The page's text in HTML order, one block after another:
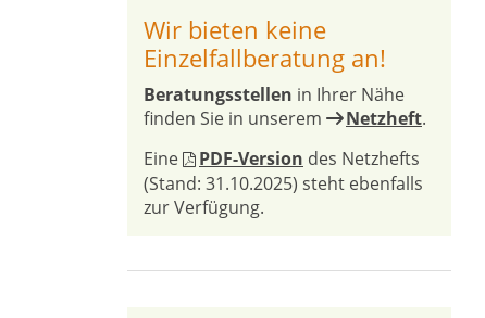
Wir bieten keine
Einzelfallberatung an!
Beratungsstellen in Ihrer Nähe
finden Sie in unserem
Netzheft.
Eine
PDF-Version des Netzhefts
(Stand: 31.10.2025) steht ebenfalls
zur Verfügung.